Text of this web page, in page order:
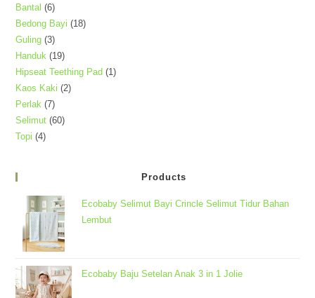
Bantal 66
Produk
Bedong Bayi 1818
Guling 33
Produk
Handuk 1919
Produk
Hipseat Teething Pad 11
Kaos Kaki 22
Perlak 77
Produk
Selimut 6060
Topi 44
Products
Ecobaby Selimut Bayi Crincle Selimut Tidur Bahan
Lembut
Ecobaby Baju Setelan Anak 3 in 1 Jolie